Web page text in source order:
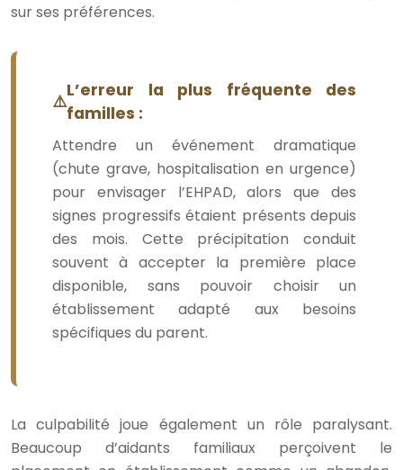
sur ses préférences.
L’erreur la plus fréquente des
familles :
Attendre un événement dramatique
(chute grave, hospitalisation en urgence)
pour envisager l’EHPAD, alors que des
signes progressifs étaient présents depuis
des mois. Cette précipitation conduit
souvent à accepter la première place
disponible, sans pouvoir choisir un
établissement adapté aux besoins
spécifiques du parent.
La culpabilité joue également un rôle paralysant.
Beaucoup d’aidants familiaux perçoivent le